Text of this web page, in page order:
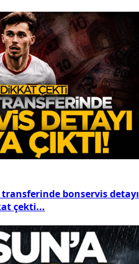
bonservis detayı
çekti...